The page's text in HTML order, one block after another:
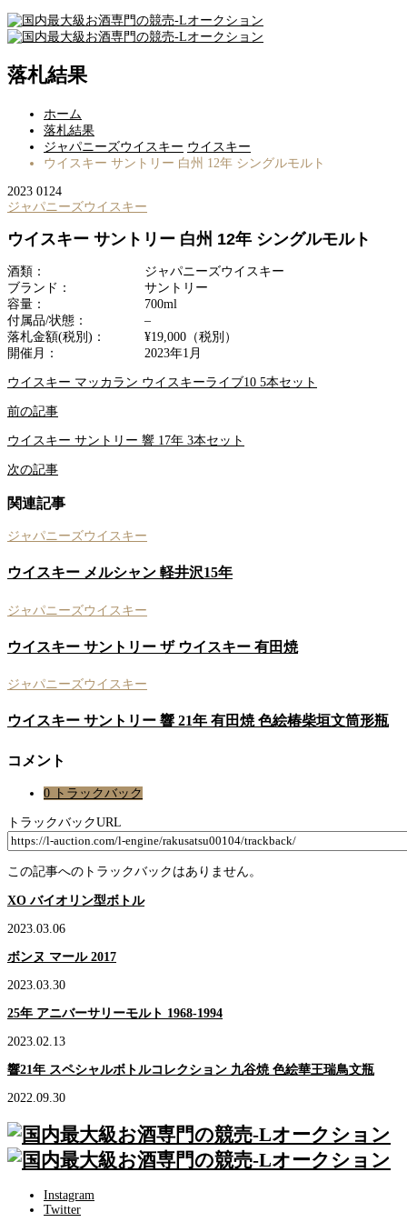
落札結果
ホーム
落札結果
ジャパニーズウイスキー ウイスキー
ウイスキー サントリー 白州 12年 シングルモルト
2023 01 24
ジャパニーズウイスキー
ウイスキー サントリー 白州 12年 シングルモルト
酒類：
ジャパニーズウイスキー
ブランド：
サントリー
容量：
700ml
付属品/状態：
–
落札金額(税別)：
¥19,000（税別）
開催月：
2023年1月
ウイスキー マッカラン ウイスキーライブ10 5本セット
前の記事
ウイスキー サントリー 響 17年 3本セット
次の記事
関連記事
ジャパニーズウイスキー
ウイスキー メルシャン 軽井沢15年
ジャパニーズウイスキー
ウイスキー サントリー ザ ウイスキー 有田焼
ジャパニーズウイスキー
ウイスキー サントリー 響 21年 有田焼 色絵椿柴垣文筒形瓶
コメント
0 トラックバック
トラックバックURL
この記事へのトラックバックはありません。
XO バイオリン型ボトル
2023.03.06
ボンヌ マール 2017
2023.03.30
25年 アニバーサリーモルト 1968-1994
2023.02.13
響21年 スペシャルボトルコレクション 九谷焼 色絵華王瑞鳥文瓶
2022.09.30
Instagram
Twitter